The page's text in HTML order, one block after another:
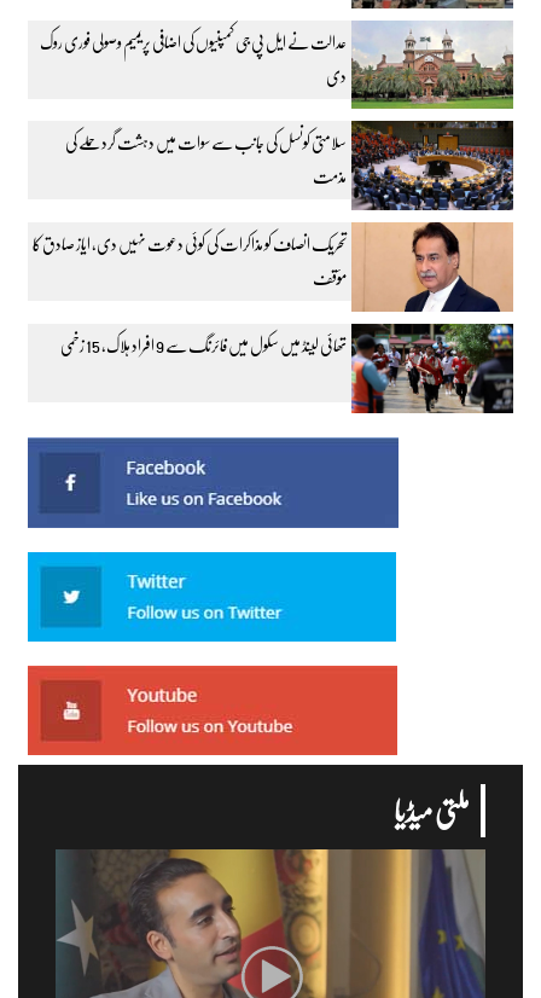
عدالت نے ایل پی جی کمپنیوں کی اضافی پریمیم وصولی فوری روک
دی
سلامتی کونسل کی جانب سے سوات میں دہشت گرد حملے کی
مذمت
تحریک انصاف کو مذاکرات کی کوئی دعوت نہیں دی، ایاز صادق کا
مؤقف
تھائی لینڈ میں سکول میں فائرنگ سے 9 افراد ہلاک، 15 زخمی
ملتی میڈیا